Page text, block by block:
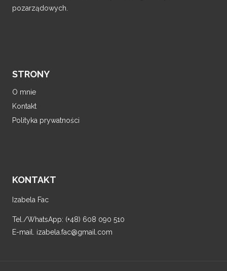
pozarządowych.
STRONY
O mnie
Kontakt
Polityka prywatności
KONTAKT
Izabela Fac
Tel./WhatsApp: (+48) 608 090 510
E-mail. izabela.fac@gmail.com